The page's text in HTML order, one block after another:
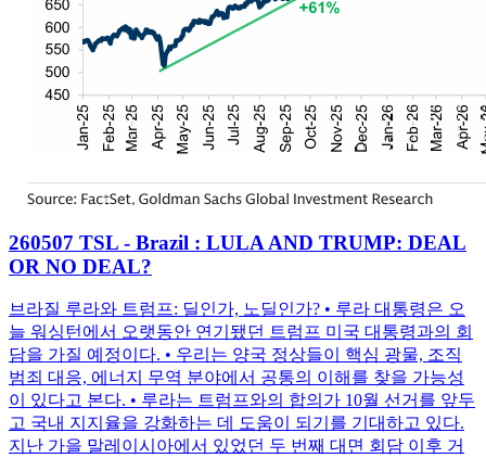
260507 TSL - Brazil : LULA AND TRUMP: DEAL
OR NO DEAL?
브라질 루라와 트럼프: 딜인가, 노딜인가? • 루라 대통령은 오
늘 워싱턴에서 오랫동안 연기됐던 트럼프 미국 대통령과의 회
담을 가질 예정이다. • 우리는 양국 정상들이 핵심 광물, 조직
범죄 대응, 에너지 무역 분야에서 공통의 이해를 찾을 가능성
이 있다고 본다. • 루라는 트럼프와의 합의가 10월 선거를 앞두
고 국내 지지율을 강화하는 데 도움이 되기를 기대하고 있다.
지난 가을 말레이시아에서 있었던 두 번째 대면 회담 이후 거